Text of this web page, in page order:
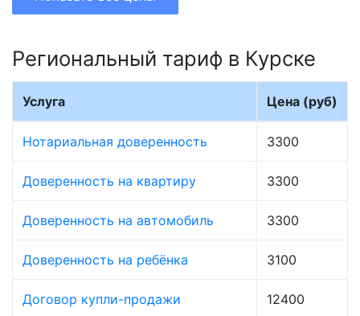
Региональный тариф в Курске
Услуга Цена (руб)
Нотариальная доверенность 3300
Доверенность на квартиру 3300
Доверенность на автомобиль 3300
Доверенность на ребёнка 3100
Договор купли-продажи 12400